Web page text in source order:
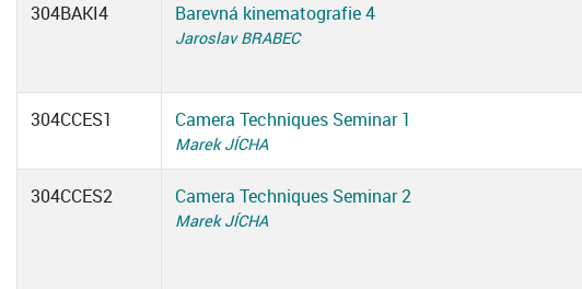
304BAKI4 Barevná kinematografie 4
Jaroslav BRABEC
304CCES1 Camera Techniques Seminar 1
Marek JÍCHA
304CCES2 Camera Techniques Seminar 2
Marek JÍCHA